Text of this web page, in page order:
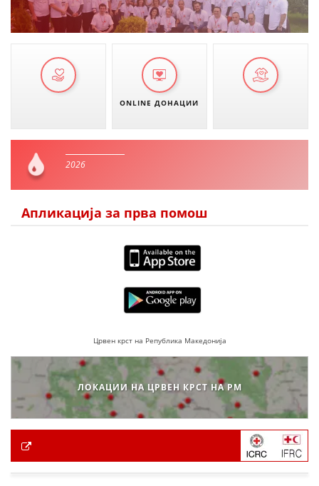
ONLINE ДОНАЦИИ
2026
Апликација за прва помош
Црвен крст на Република Македонија
ЛОКАЦИИ НА ЦРВЕН КРСТ НА РМ